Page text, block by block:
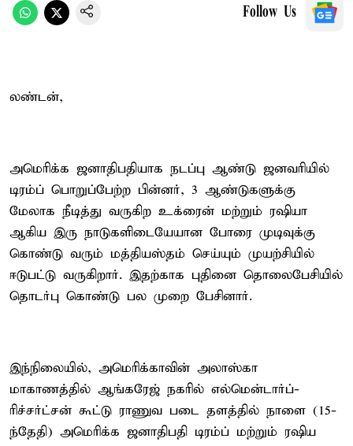
Follow Us
லண்டன்,
அமெரிக்க ஜனாதிபதியாக நடப்பு ஆண்டு ஜனவரியில்
டிரம்ப் பொறுப்பேற்ற பின்னர், 3 ஆண்டுகளுக்கு
மேலாக நீடித்து வருகிற உக்ரைன் மற்றும் ரஷியா
ஆகிய இரு நாடுகளிடையேயான போரை முடிவுக்கு
கொண்டு வரும் மத்தியஸ்தம் செய்யும் முயற்சியில்
ஈடுபட்டு வருகிறார். இதற்காக புதினை தொலைபேசியில்
தொடர்பு கொண்டு பல முறை பேசினார்.
இந்நிலையில், அமெரிக்காவின் அலாஸ்கா
மாகாணத்தில் ஆங்கரேஜ் நகரில் எல்மென்டார்ப்-
ரிச்சர்ட்சன் கூட்டு ராணுவ படை தளத்தில் நாளை (15-
ந்தேதி) அமெரிக்க ஜனாதிபதி டிரம்ப் மற்றும் ரஷிய